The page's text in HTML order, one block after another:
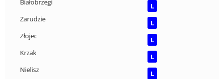
Białobrzegi
L
Zarudzie
L
Złojec
L
Krzak
L
Nielisz
L